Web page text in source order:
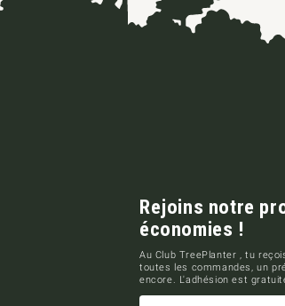
Rejoins notre
économies !
Au Club TreePlanter , tu
toutes les commandes, un
encore. L'adhésion est